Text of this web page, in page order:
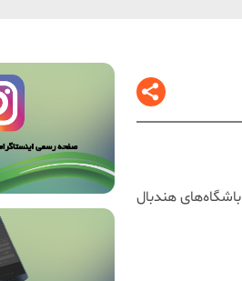
باشگاه‌های هندبال